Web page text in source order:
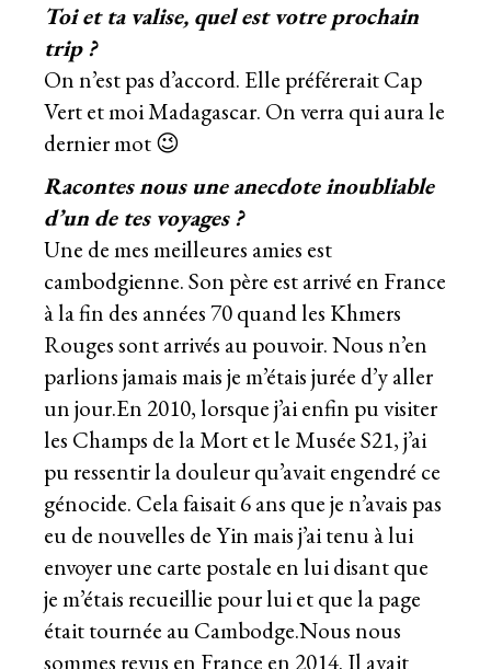
Toi et ta valise, quel est votre prochain
trip ?
On n’est pas d’accord. Elle préférerait Cap
Vert et moi Madagascar. On verra qui aura le
dernier mot 😉
Racontes nous une anecdote inoubliable
d’un de tes voyages ?
Une de mes meilleures amies est
cambodgienne. Son père est arrivé en France
à la fin des années 70 quand les Khmers
Rouges sont arrivés au pouvoir. Nous n’en
parlions jamais mais je m’étais jurée d’y aller
un jour.En 2010, lorsque j’ai enfin pu visiter
les Champs de la Mort et le Musée S21, j’ai
pu ressentir la douleur qu’avait engendré ce
génocide. Cela faisait 6 ans que je n’avais pas
eu de nouvelles de Yin mais j’ai tenu à lui
envoyer une carte postale en lui disant que
je m’étais recueillie pour lui et que la page
était tournée au Cambodge.Nous nous
sommes revus en France en 2014. Il avait